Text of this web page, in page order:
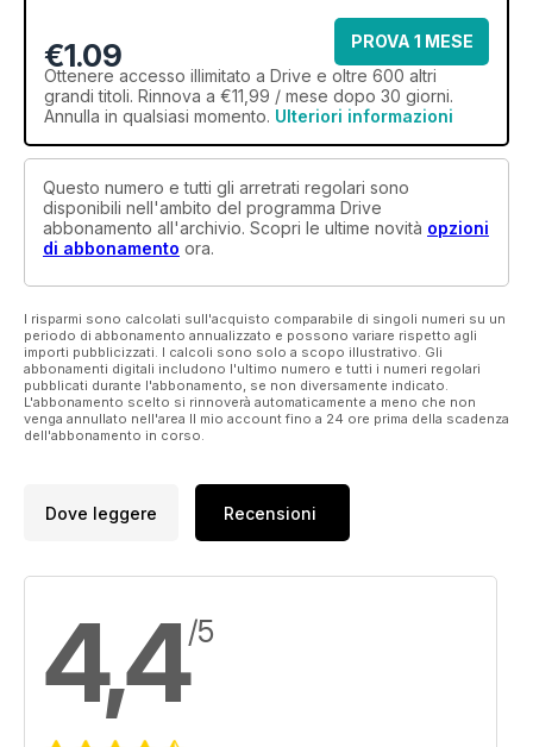
€1.09
PROVA 1 MESE
Ottenere accesso illimitato a Drive e oltre 600 altri
grandi titoli. Rinnova a €11,99 / mese dopo 30 giorni.
Annulla in qualsiasi momento. Ulteriori informazioni
Questo numero e tutti gli arretrati regolari sono
disponibili nell'ambito del programma Drive
abbonamento all'archivio. Scopri le ultime novità opzioni
di abbonamento ora.
I risparmi sono calcolati sull'acquisto comparabile di singoli numeri su un
periodo di abbonamento annualizzato e possono variare rispetto agli
importi pubblicizzati. I calcoli sono solo a scopo illustrativo. Gli
abbonamenti digitali includono l'ultimo numero e tutti i numeri regolari
pubblicati durante l'abbonamento, se non diversamente indicato.
L'abbonamento scelto si rinnoverà automaticamente a meno che non
venga annullato nell'area Il mio account fino a 24 ore prima della scadenza
dell'abbonamento in corso.
Dove leggere Recensioni
4,4/5